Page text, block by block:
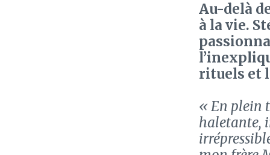
Au-delà
à la vie.
rituels et
« En plein
haletante,